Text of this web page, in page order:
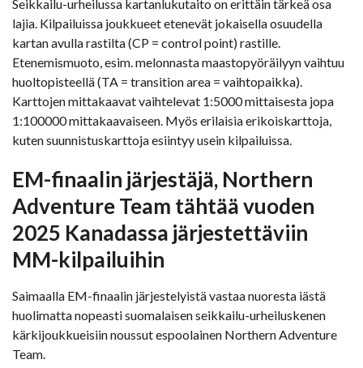
Seikkailu-urheilussa kartanlukutaito on erittäin tärkeä osa
lajia. Kilpailuissa joukkueet etenevät jokaisella osuudella
kartan avulla rastilta (CP = control point) rastille.
Etenemismuoto, esim. melonnasta maastopyöräilyyn vaihtuu
huoltopisteellä (TA = transition area = vaihtopaikka).
Karttojen mittakaavat vaihtelevat 1:5000 mittaisesta jopa
1:100000 mittakaavaiseen. Myös erilaisia erikoiskarttoja,
kuten suunnistuskarttoja esiintyy usein kilpailuissa.
EM-finaalin järjestäjä, Northern
Adventure Team tähtää vuoden
2025 Kanadassa järjestettäviin
MM-kilpailuihin
Saimaalla EM-finaalin järjestelyistä vastaa nuoresta iästä
huolimatta nopeasti suomalaisen seikkailu-urheiluskenen
kärkijoukkueisiin noussut espoolainen Northern Adventure
Team.